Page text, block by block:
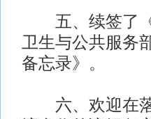
五、续签了《
卫生与公共服务
备忘录》。
六、欢迎在落